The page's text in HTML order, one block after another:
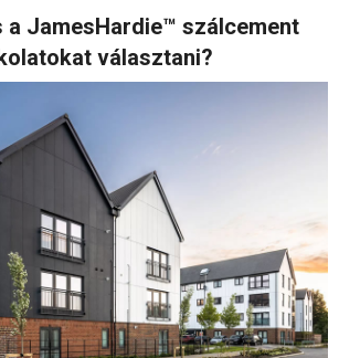
a JamesHardie™ szálcement
választani?